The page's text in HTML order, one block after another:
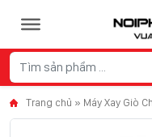
Trang chủ » Máy Xay Giò